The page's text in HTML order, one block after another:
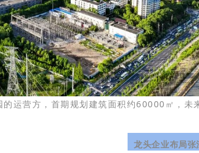
运营方，首期规划建筑面积约60000㎡，未
龙头企业布局张